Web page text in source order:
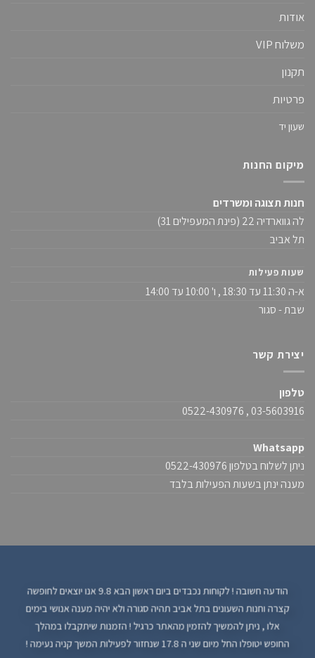
אודות
משלוח VIP
תקנון
פרטיות
שעון יד
מיקום החנות
חנות תצוגה ומשרדים
לה גווארדיה 22 (פינת המעפילים 31)
תל אביב
שעות פעילות
א-ה 11:30 עד 18:30 , ו' 10:00 עד 14:00
שבת - סגור
יצירת קשר
טלפון
03-5603916 , 0522-430976
Whatsapp
ניתן לשלוח בטלפון 0522-430976
מענה ינתן בשעות הפעילות בלבד
הודעה חשובה ! לקוחות נכבדים ביום ראשון הבא 9.8 אנו יוצאים לחופשה
קצרה וחנות השעונים בתל אביב תהיה סגורה ולא יהיה מענה אנושי בימים
אלו , ניתן להמשיך להזמין מהאתר כרגיל ! הזמנות שיתקבלו במהלך
החופש יטופלו החל מיום שני ה 17.8 שנחזור לפעילות המשך קניה נעימה !